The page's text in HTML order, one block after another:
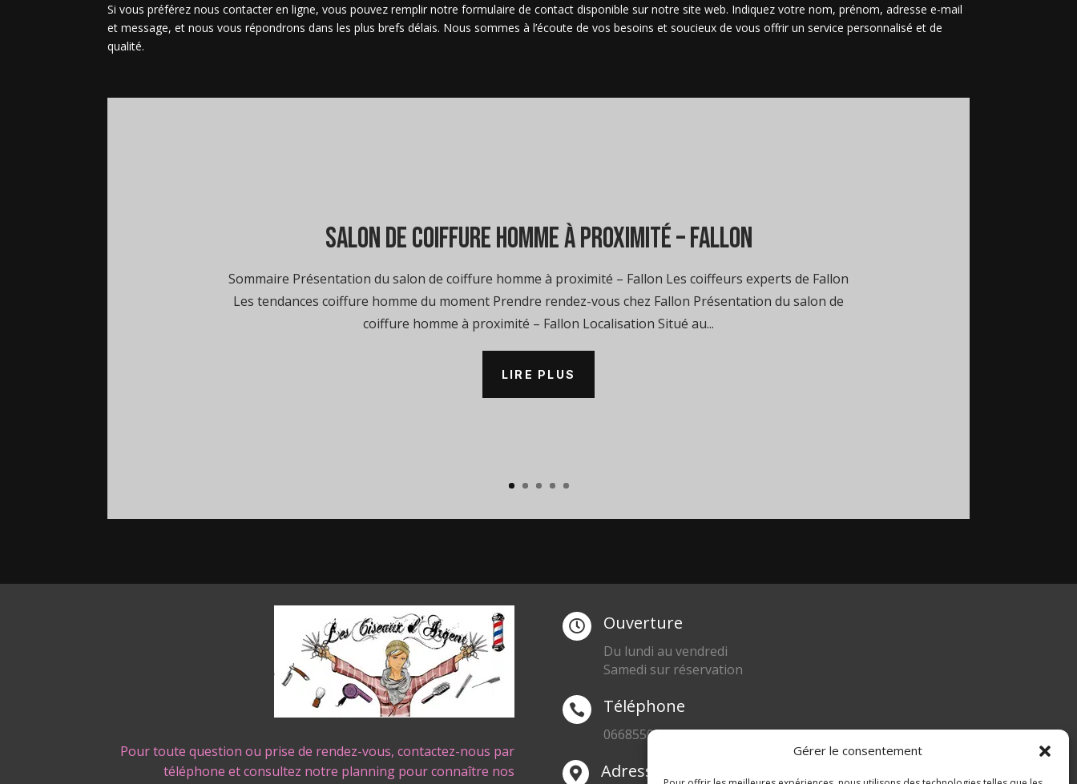
Gérer le consentement
Si vous préférez nous contacter en ligne, vous pouvez remplir notre formulaire de contact disponible sur notre site web. Indiquez votre nom, prénom, adresse e-mail
et message, et nous vous répondrons dans les plus brefs délais. Nous sommes à l’écoute de vos besoins et soucieux de vous offrir un service personnalisé et de
qualité.
salon de coiffure homme à proximité – Fallon
Sommaire Présentation du salon de coiffure homme à proximité – Fallon Les coiffeurs experts de Fallon
Les tendances coiffure homme du moment Prendre rendez-vous chez Fallon Présentation du salon de
coiffure homme à proximité – Fallon Localisation Situé au...
LIRE PLUS
Pour toute question ou prise de rendez-vous, contactez-nous par
téléphone et consultez notre planning pour connaître nos
 Ouverture
Du lundi au vendredi
Samedi sur réservation
 Téléphone
0668550471
 Adresse